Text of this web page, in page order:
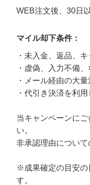
WEB注文後、30日
マイル却下条件：
・未入金、返品、
・虚偽、入力不備
・メール経由の大
・代引き決済を利
当キャンペーンに
い。
非承認理由につい
※成果確定の目安の
す。